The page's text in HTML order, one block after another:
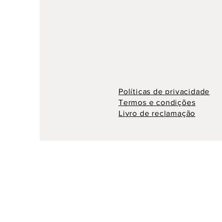
Políticas de privacidade
Termos e condições
Livro de reclamação